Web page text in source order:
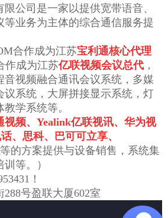
公司是一家以提供宽带语音、
等业务为主体的综合通信服务提
合作成为江苏宝利通核心代理
作成为江苏亿联视频会议总代 ，
音视频融合通讯会议系统，多媒
议系统，大屏拼接显示系统，灯
学系统等。
视频、Yealink亿联视讯、华为视
、思科、巴可可立享、
等的方案提供与设备销售，系统集
等。）
！
号盈联大厦602室